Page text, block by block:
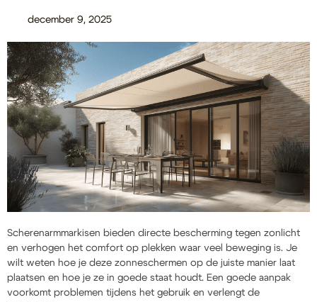
december 9, 2025
Scherenarmmarkisen bieden directe bescherming tegen zonlicht
en verhogen het comfort op plekken waar veel beweging is. Je
wilt weten hoe je deze zonneschermen op de juiste manier laat
plaatsen en hoe je ze in goede staat houdt. Een goede aanpak
voorkomt problemen tijdens het gebruik en verlengt de